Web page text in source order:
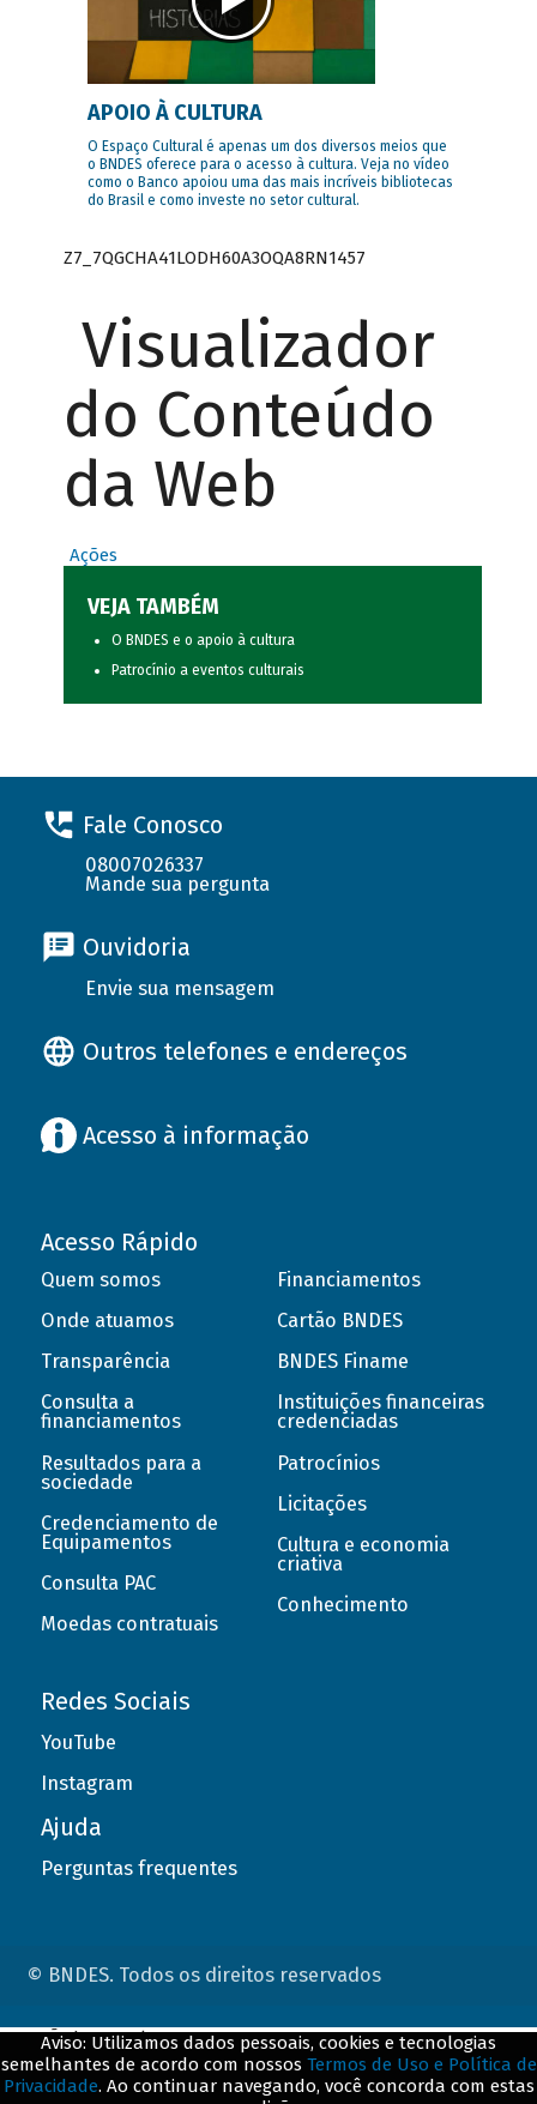
APOIO À CULTURA
O Espaço Cultural é apenas um dos diversos meios que
o BNDES oferece para o acesso à cultura. Veja no vídeo
como o Banco apoiou uma das mais incríveis bibliotecas
do Brasil e como investe no setor cultural.
Z7_7QGCHA41LODH60A3OQA8RN1457
Visualizador
do Conteúdo
da Web
Ações
VEJA TAMBÉM
O BNDES e o apoio à cultura
Patrocínio a eventos culturais
Fale Conosco
08007026337
Mande sua pergunta
Ouvidoria
Envie sua mensagem
Outros telefones e endereços
Acesso à informação
Acesso Rápido
Quem somos
Onde atuamos
Transparência
Consulta a
financiamentos
Resultados para a
sociedade
Credenciamento de
Equipamentos
Consulta PAC
Moedas contratuais
Financiamentos
Cartão BNDES
BNDES Finame
Instituições financeiras
credenciadas
Patrocínios
Licitações
Cultura e economia
criativa
Conhecimento
Redes Sociais
YouTube
Instagram
Ajuda
Perguntas frequentes
© BNDES. Todos os direitos reservados
Aviso: Utilizamos dados pessoais, cookies e tecnologias
semelhantes de acordo com nossos Termos de Uso e Política de
Privacidade. Ao continuar navegando, você concorda com estas
ConteÃºdo complementar
${title}${badge}